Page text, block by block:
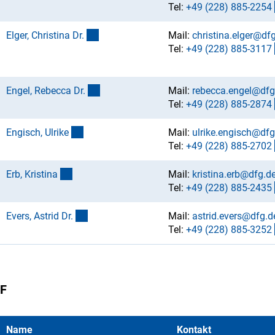
Tel:+49 (228) 885-2254
Elger, Christina Dr. Mail:
Tel:+49 (228) 885-3117
Engel, Rebecca Dr. Mail:
Tel:+49 (228) 885-2874
Engisch, Ulrike Mail:
Tel:+49 (228) 885-2702
Erb, Kristina Mail: kristina.erb@dfg.d
Tel:+49 (228) 885-2435
Evers, Astrid Dr. Mail: astrid.evers@dfg.d
Tel:+49 (228) 885-3252
F
Name Kontakt